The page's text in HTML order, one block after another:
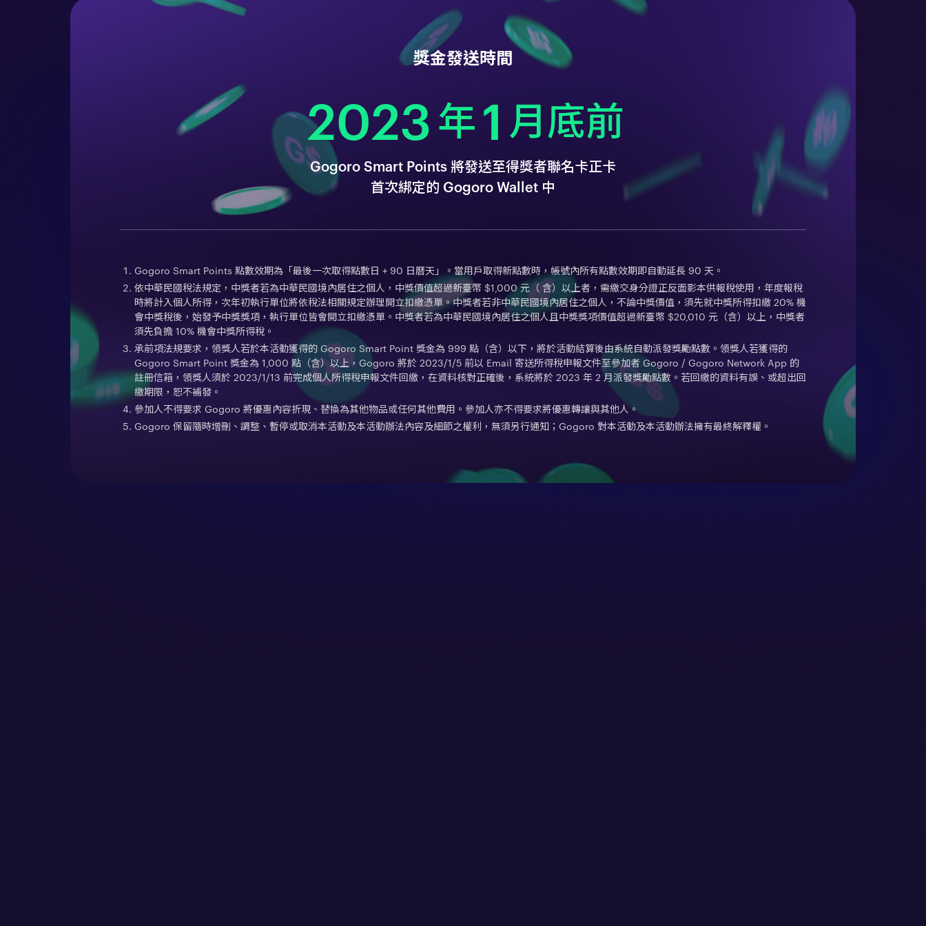
獎金發送時間
2023年1 月底前
Gogoro Smart Points 將發送至得獎者聯名卡正卡
首次綁定的 Gogoro Wallet 中
Gogoro Smart Points 點數效期為「最後一次取得點數日 + 90 日曆天」。當用戶取得新點數時，帳號內所有點數效期即自動延長 90 天。
依中華民國稅法規定，中獎者若為中華民國境內居住之個人，中獎價值超過新臺幣 $1,000 元（ 含）以上者，需繳交身分證正反面影本供報稅使用，年度報稅
時將計入個人所得，次年初執行單位將依稅法相關規定辦理開立扣繳憑單。中獎者若非中華民國境內居住之個人，不論中獎價值，須先就中獎所得扣繳 20% 機
會中獎稅後，始發予中獎獎項，執行單位皆會開立扣繳憑單。中獎者若為中華民國境內居住之個人且中獎獎項價值超過新臺幣 $20,010 元（含）以上，中獎者
須先負擔 10% 機會中獎所得稅。
承前項法規要求，領獎人若於本活動獲得的 Gogoro Smart Point 獎金為 999 點（含）以下，將於活動結算後由系統自動派發獎勵點數。領獎人若獲得的
Gogoro Smart Point 獎金為 1,000 點（含）以上，Gogoro 將於 2023/1/5 前以 Email 寄送所得稅申報文件至參加者 Gogoro / Gogoro Network App 的
註冊信箱，領獎人須於 2023/1/13 前完成個人所得稅申報文件回繳，在資料核對正確後，系統將於 2023 年 2 月派發獎勵點數。若回繳的資料有誤、或超出回
繳期限，恕不補發。
參加人不得要求 Gogoro 將優惠內容折現、替換為其他物品或任何其他費用。參加人亦不得要求將優惠轉讓與其他人。
Gogoro 保留隨時增刪、調整、暫停或取消本活動及本活動辦法內容及細節之權利，無須另行通知；Gogoro 對本活動及本活動辦法擁有最終解釋權。